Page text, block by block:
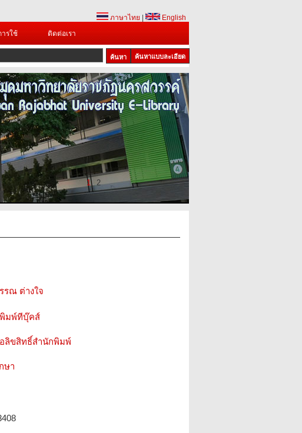
ภาษาไทย
English
รใช้ ติดต่อเรา
ค้นหาแบบละเอียด
1 2
รณ ต่างใจ
มพ์ทีบุ๊คส์
ลิขสิทธิ์สำนักพิมพ์
ษา